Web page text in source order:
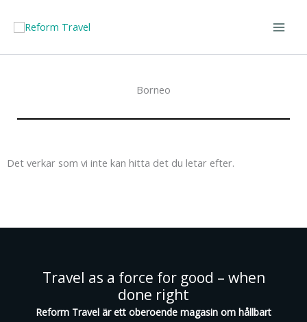
Borneo
Det verkar som vi inte kan hitta det du letar efter.
Travel as a force for good – when
done right
Reform Travel är ett oberoende magasin om hållbart